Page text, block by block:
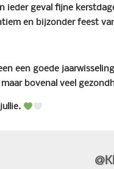
ieder geval fijne
en bijzonder feest
een goede
bovenal veel